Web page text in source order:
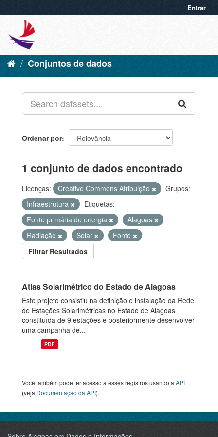
Entrar
Conjuntos de dados
Ordenar por
1 conjunto de dados encontrado
Licenças: Creative Commons Atribuição
Grupos:
Infraestrutura
Etiquetas:
Fonte primária de energia
Alagoas
Radiação
Solar
Fonte
Filtrar Resultados
Atlas Solarimétrico do Estado de Alagoas
Este projeto consistiu na definição e instalação da Rede
de Estações Solarimétricas no Estado de Alagoas
constituída de 9 estações e posteriormente desenvolver
uma campanha de...
PDF
Você também pode ter acesso a esses registros usando a API
(veja Documentação da API).